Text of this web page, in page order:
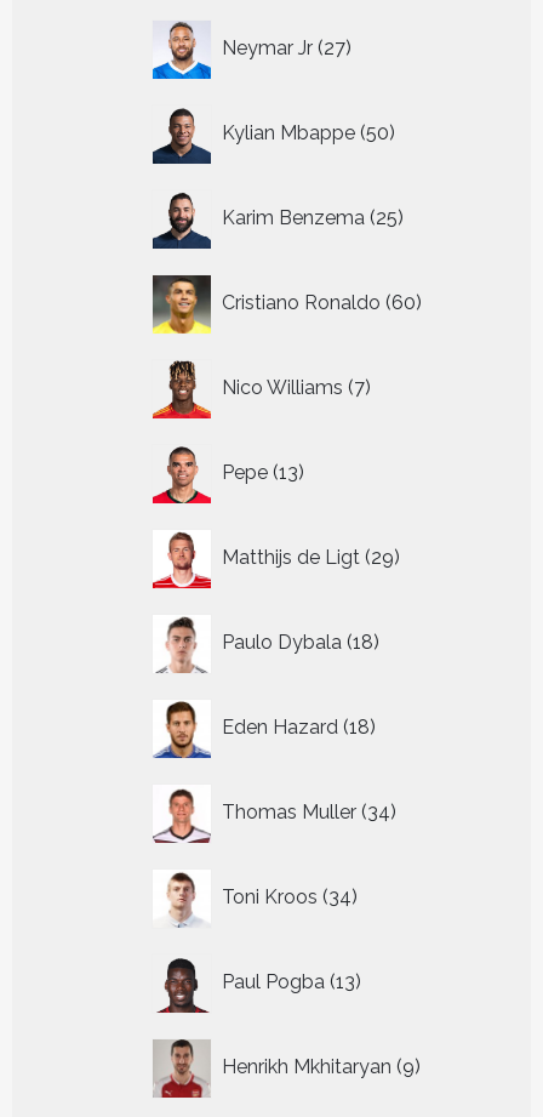
Neymar Jr 27
producten
Kylian Mbappe 50
producten
Karim Benzema 25
producten
Cristiano Ronaldo 60
producten
Nico Williams 7
producten
Pepe 13
producten
Matthijs de Ligt 29
producten
Paulo Dybala 18
producten
Eden Hazard 18
producten
Thomas Muller 34
producten
Toni Kroos 34
producten
Paul Pogba 13
producten
Henrikh Mkhitaryan 9
producten